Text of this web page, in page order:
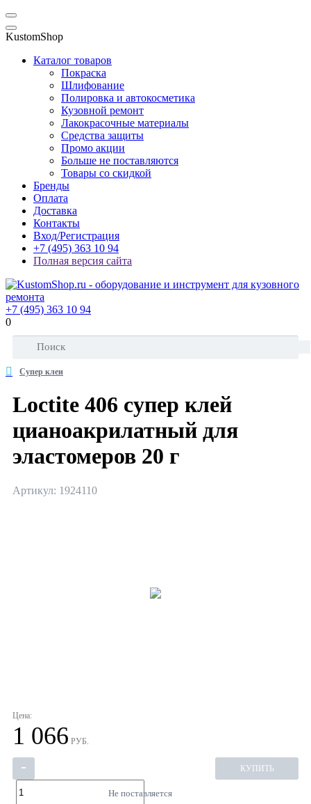
KustomShop
Каталог товаров
Покраска
Шлифование
Полировка и автокосметика
Кузовной ремонт
Лакокрасочные материалы
Средства защиты
Промо акции
Больше не поставляются
Товары со скидкой
Бренды
Оплата
Доставка
Контакты
Вход/Регистрация
+7 (495) 363 10 94
Полная версия сайта
+7 (495) 363 10 94
0
Супер клеи
Loctite 406 супер клей
цианоакрилатный для
эластомеров 20 г
Артикул: 1924110
Цена:
1 066 РУБ.
- КУПИТЬ
Не поставляется